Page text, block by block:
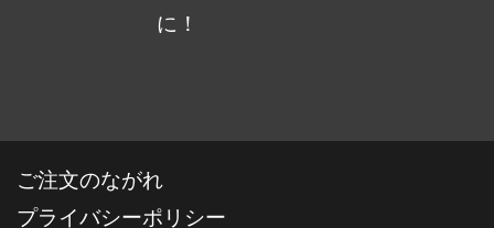
に！
ご注文のながれ
プライバシーポリシー